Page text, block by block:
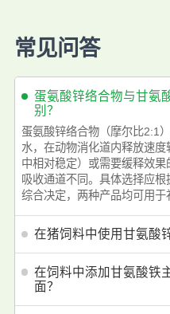
常见问答
蛋氨酸锌络合物与甘氨
别？
蛋氨酸锌络合物（摩尔比2:1
水，在动物消化道内释放速
中相对稳定）或需要缓释效果
吸收通道不同。具体选择应
综合决定，两种产品均可用于
在猪饲料中使用甘氨酸
在饲料中添加甘氨酸铁
面？